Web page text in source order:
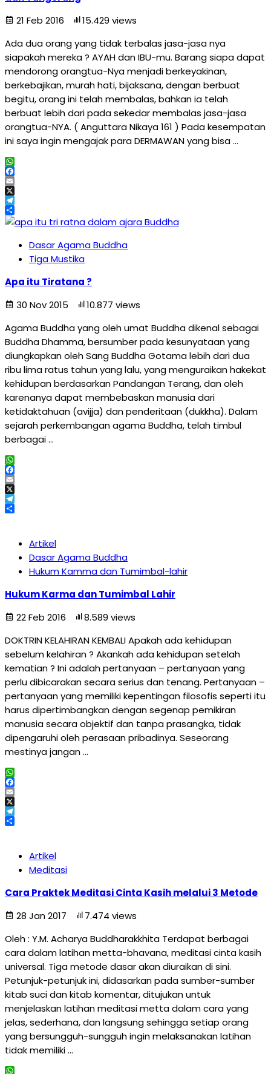
21 Feb 2016
15.429 views
Ada dua orang yang tidak terbalas jasa-jasa nya
siapakah mereka ? AYAH dan IBU-mu. Barang siapa dapat
mendorong orangtua-Nya menjadi berkeyakinan,
berkebajikan, murah hati, bijaksana, dengan berbuat
begitu, orang ini telah membalas, bahkan ia telah
berbuat lebih dari pada sekedar membalas jasa-jasa
orangtua-NYA. ( Anguttara Nikaya 161 ) Pada kesempatan
ini saya ingin mengajak para DERMAWAN yang bisa …
WhatsApp
Facebook
Email
X
Telegram
Share
Dasar Agama Buddha
Tiga Mustika
Apa itu Tiratana ?
30 Nov 2015
10.877 views
Agama Buddha yang oleh umat Buddha dikenal sebagai
Buddha Dhamma, bersumber pada kesunyataan yang
diungkapkan oleh Sang Buddha Gotama lebih dari dua
ribu lima ratus tahun yang lalu, yang menguraikan hakekat
kehidupan berdasarkan Pandangan Terang, dan oleh
karenanya dapat membebaskan manusia dari
ketidaktahuan (avijja) dan penderitaan (dukkha). Dalam
sejarah perkembangan agama Buddha, telah timbul
berbagai …
WhatsApp
Facebook
Email
X
Telegram
Artikel
Dasar Agama Buddha
Hukum Kamma dan Tumimbal-lahir
Hukum Karma dan Tumimbal Lahir
22 Feb 2016
8.589 views
DOKTRIN KELAHIRAN KEMBALI Apakah ada kehidupan
sebelum kelahiran ? Akankah ada kehidupan setelah
kematian ? Ini adalah pertanyaan – pertanyaan yang
perlu dibicarakan secara serius dan tenang. Pertanyaan –
pertanyaan yang memiliki kepentingan filosofis seperti itu
harus dipertimbangkan dengan segenap pemikiran
manusia secara objektif dan tanpa prasangka, tidak
dipengaruhi oleh perasaan pribadinya. Seseorang
mestinya jangan …
WhatsApp
Facebook
Email
X
Telegram
Artikel
Meditasi
Cara Praktek Meditasi Cinta Kasih melalui 3 Metode
28 Jan 2017
7.474 views
Oleh : Y.M. Acharya Buddharakkhita Terdapat berbagai
cara dalam latihan metta-bhavana, meditasi cinta kasih
universal. Tiga metode dasar akan diuraikan di sini.
Petunjuk-petunjuk ini, didasarkan pada sumber-sumber
kitab suci dan kitab komentar, ditujukan untuk
menjelaskan latihan meditasi metta dalam cara yang
jelas, sederhana, dan langsung sehingga setiap orang
yang bersungguh-sungguh ingin melaksanakan latihan
tidak memiliki …